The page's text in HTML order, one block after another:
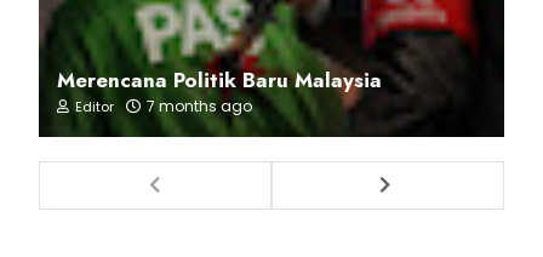
Merencana Politik Baru Malaysia
Editor 7 months ago